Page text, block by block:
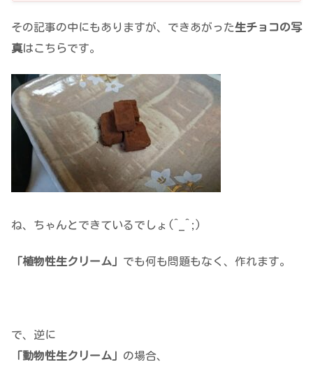
その記事の中にもありますが、できあがった生チョコの写
真はこちらです。
ね、ちゃんとできているでしょ(^_^;)
「植物性生クリーム」 でも何も問題もなく、作れます。
で、逆に
「動物性生クリーム」 の場合、